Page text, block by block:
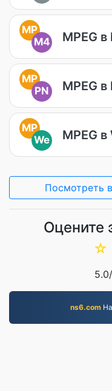
MP
M4
MPEG
MP
PN
MPEG в
MP
We
MPEG
Посмотреть
Оцените
☆
5.0
ns6.com